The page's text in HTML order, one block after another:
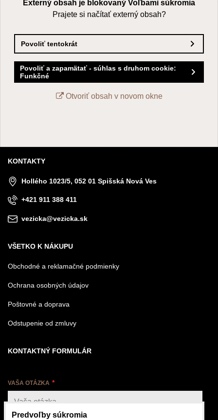
Externý obsah je blokovaný Voľbami súkromia
Prajete si načítať externý obsah?
Povoliť tentokrát
Povoliť a zapamätať - súhlas s druhom cookie:
Funkčné
Otvoriť obsah v novom okne
KONTAKTY
Hollého 1023/5, 052 01 Spišská Nová Ves
+421 911 388 411
vezicka@vezicka.sk
VŠETKO K NÁKUPU
Obchodné a reklamačné podmienky
Ochrana osobných údajov
Poštovné a doprava
Odstupenie od zmluvy
KONTAKTNÝ FORMULÁR
VAŠA OTÁZKA
Predvoľby súkromia